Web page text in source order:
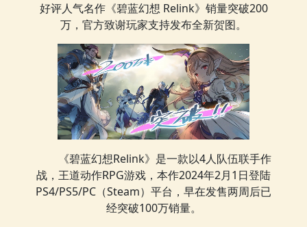
好评人气名作《碧蓝幻想 Relink》销量突破200
万，官方致谢玩家支持发布全新贺图。
《碧蓝幻想Relink》是一款以4人队伍联手作
战，王道动作RPG游戏，本作2024年2月1日登陆
PS4/PS5/PC（Steam）平台，早在发售两周后已
经突破100万销量。